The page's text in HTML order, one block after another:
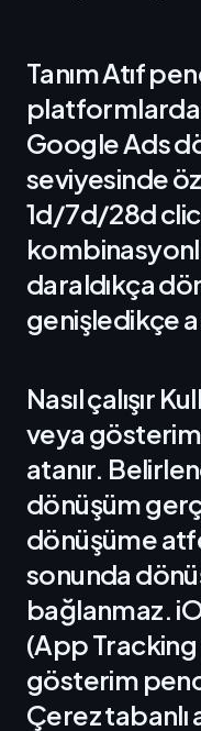
Tanım Atıf
platformlarda
Google Ads
seviyesinde
1d/7d/28d
daraldıkça
genişledikçe
Nasıl çalışır
veya gösterim
atanır.
dönüşüm
dönüşüme
sonunda
bağlanmaz.
(App
gösterim
Çerez tabanlı